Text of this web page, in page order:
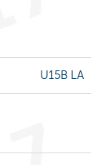
U15B LA